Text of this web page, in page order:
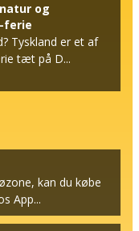
og
ferie
Tyskland er et af
tæt på D...
kan du købe
App...